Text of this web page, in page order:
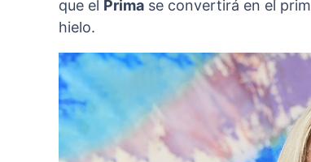
que el Prima se convertirá en el
hielo.